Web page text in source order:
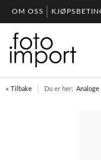
OM OSS
« Tilbake Du er her: